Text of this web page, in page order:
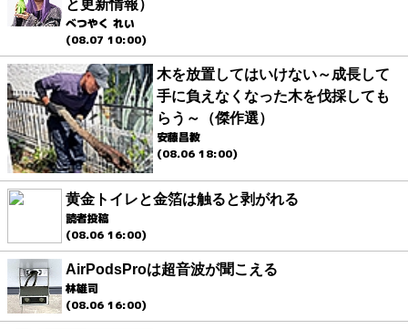
と更新情報）
べつやく れい
(08.07 10:00)
木を放置してはいけない～成長して
手に負えなくなった木を伐採しても
らう～（傑作選）
安藤昌教
(08.06 18:00)
黄金トイレと金箔は触ると剥がれる
読者投稿
(08.06 16:00)
AirPodsProは超音波が聞こえる
林雄司
(08.06 16:00)